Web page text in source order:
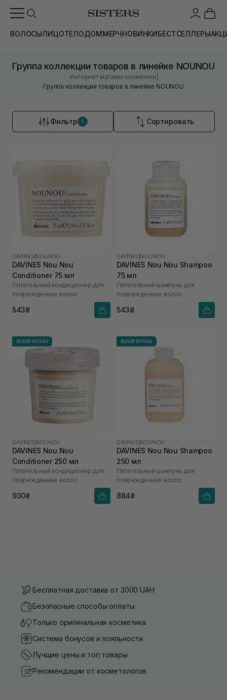
ВОЛОСЫЛИЦОТЕЛОДОММЕРЧНОВИНКИБЕСТСЕЛЛЕРЫ
Группа коллекции товаров в линейке NOUNOU
Интернет магазин косметики
Группа коллекции товаров в линейке NOUNOU
Фильтр 1 Сортировать
DAVINES NOUNOU
DAVINES Nou Nou
Conditioner 75 мл
Питательный кондиционер для
поврежденных волос
543₴
DAVINES NOUNOU
DAVINES Nou Nou Shampoo
75 мл
Питательный шампунь для
поврежденных волос
543₴
ВЫБОР ИЛОНЫ
DAVINES NOUNOU
DAVINES Nou Nou
Conditioner 250 мл
Питательный кондиционер для
поврежденных волос
930₴
ВЫБОР ИЛОНЫ
DAVINES NOUNOU
DAVINES Nou Nou Shampoo
250 мл
Питательный шампунь для
поврежденных волос
884₴
Бесплатная доставка от 3000 UAH
Безопасные способы оплаты
Только оригинальная косметика
Система бонусов и лояльности
Лучшие цены и топ товары
Рекомендации от косметологов